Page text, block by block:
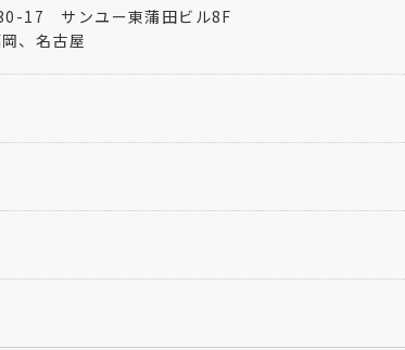
17 サンユー東蒲田ビル8F
、名古屋